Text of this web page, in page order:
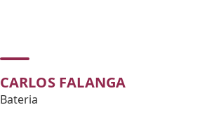
CARLOS FALANGA
Bateria